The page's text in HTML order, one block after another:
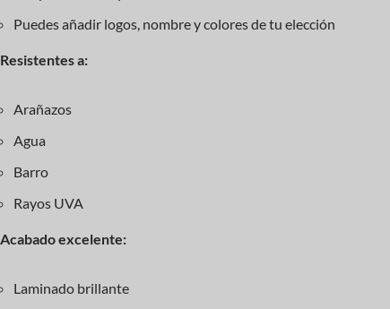
Puedes añadir logos, nombre y colores de tu elección
Resistentes a:
Arañazos
Agua
Barro
Rayos UVA
Acabado excelente:
Laminado brillante